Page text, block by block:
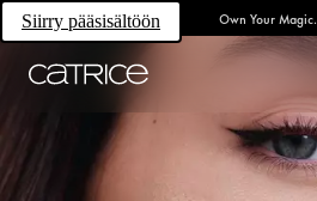
Siirry pääsisältöön Own Your Magic.